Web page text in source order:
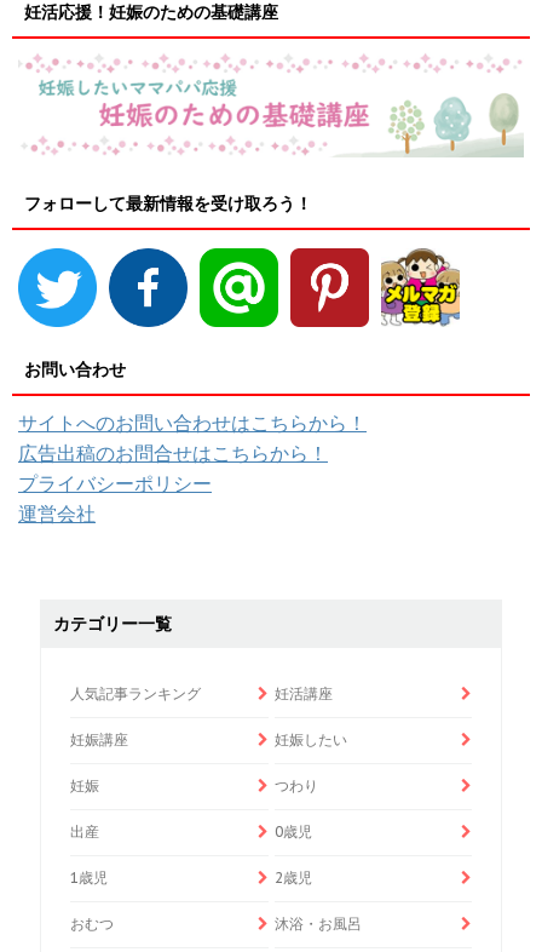
妊活応援！妊娠のための基礎講座
フォローして最新情報を受け取ろう！
お問い合わせ
サイトへのお問い合わせはこちらから！
広告出稿のお問合せはこちらから！
プライバシーポリシー
運営会社
カテゴリー一覧
人気記事ランキング 妊活講座
妊娠講座 妊娠したい
妊娠 つわり
出産 0歳児
1歳児 2歳児
おむつ 沐浴・お風呂